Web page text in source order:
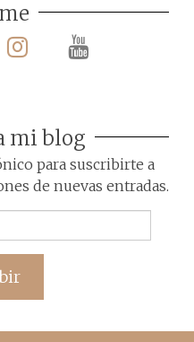
mi blog
para suscribirte a
de nuevas entradas.